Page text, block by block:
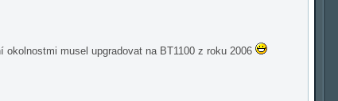
musel upgradovat na BT1100 z roku 2006